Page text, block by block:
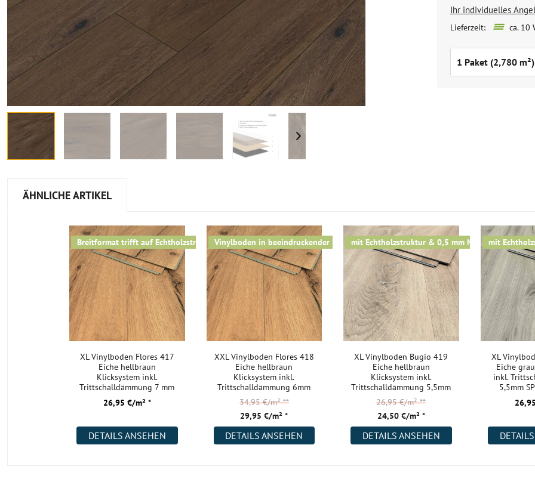
Ihr individuelles
Lieferzeit: ca. 10
ÄHNLICHE ARTIKEL
Breitformat trifft auf Echtholzstruktur
XL Vinylboden Flores 417
Eiche hellbraun
Klicksystem inkl.
Trittschalldämmung 7 mm
SPC TAMI Life
26,95 €/m² *
DETAILS ANSEHEN
Vinylboden in beeindruckender Langdiele
XXL Vinylboden Flores 418
Eiche hellbraun
Klicksystem inkl.
Trittschalldämmung 6mm
SPC TAMI Life
29,95 €/m² *
34,95 €/m²**
DETAILS ANSEHEN
mit Echtholzstruktur & 0,5 mm Nutzschicht
XL Vinylboden Bugio 419
Eiche hellbraun
Klicksystem inkl.
Trittschalldämmung 5,5mm
SPC TAMI Life
24,50 €/m² *
26,95 €/m²**
DETAILS ANSEHEN
mit
XL
Eiche
inkl.
5,5mm